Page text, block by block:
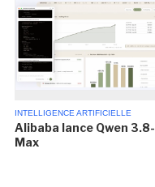
INTELLIGENCE ARTIFICIELLE
Alibaba lance Qwen 3.8-
Max